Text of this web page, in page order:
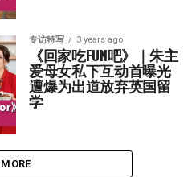
专访特写 3 years ago
《回家吃FUN吧》｜朱主
爱母女私下互动首曝光
遭爆为出道放弃英国留
学
MORE